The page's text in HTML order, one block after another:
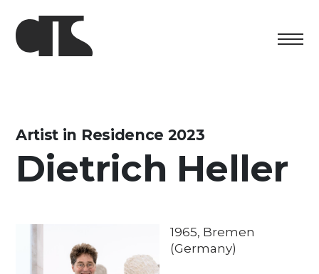
Cultural program
Foundation
Artist in Residence 2023
Dietrich Heller
1965, Bremen
(Germany)